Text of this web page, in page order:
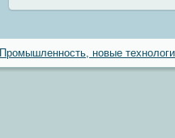
Промышленность, новые